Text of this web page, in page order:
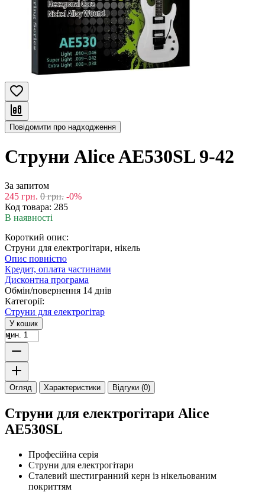
Повідомити про надходження
Струни Alice AE530SL 9-42
За запитом
245 грн. 0 грн. -0%
Код товара: 285
В наявності
Короткий опис:
Струни для електрогітари, нікель
Опис повністю
Кредит, оплата частинами
Дисконтна програма
Обмін/повернення 14 днів
Категорії:
Струни для електрогітар
У кошик
мин. 1
Огляд Характеристики Відгуки (0)
Струни для електрогітари Alice
AE530SL
Професійна серія
Струни для електрогітари
Сталевий шестигранний керн із нікельованим
покриттям